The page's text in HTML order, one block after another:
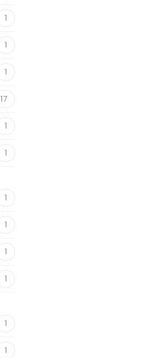
1
1
1
17
1
1
1
1
1
1
1
1